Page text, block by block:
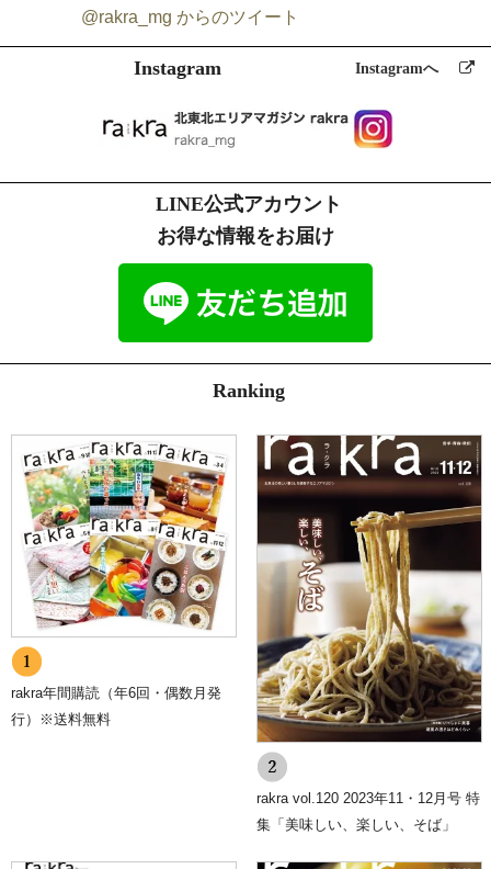
@rakra_mg からのツイート
Instagram Instagramへ
LINE公式アカウント
お得な情報をお届け
Ranking
rakra年間購読（年6回・偶数月発
行）※送料無料
rakra vol.120 2023年11・12月号 特
集「美味しい、楽しい、そば」